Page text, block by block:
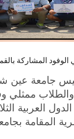
المشاركة
جامعة عين
والطلاب
العربية